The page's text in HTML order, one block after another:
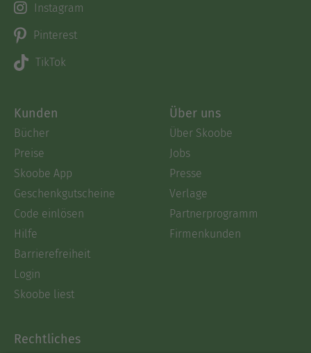
Instagram
Pinterest
TikTok
Kunden
Bücher
Preise
Skoobe App
Geschenkgutscheine
Code einlösen
Hilfe
Barrierefreiheit
Login
Skoobe liest
Über uns
Über Skoobe
Jobs
Presse
Verlage
Partnerprogramm
Firmenkunden
Rechtliches